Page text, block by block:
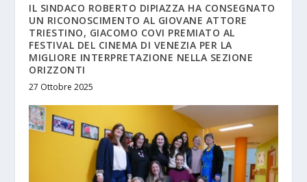
IL SINDACO ROBERTO DIPIAZZA HA CONSEGNATO
UN RICONOSCIMENTO AL GIOVANE ATTORE
TRIESTINO, GIACOMO COVI PREMIATO AL
FESTIVAL DEL CINEMA DI VENEZIA PER LA
MIGLIORE INTERPRETAZIONE NELLA SEZIONE
ORIZZONTI
27 Ottobre 2025